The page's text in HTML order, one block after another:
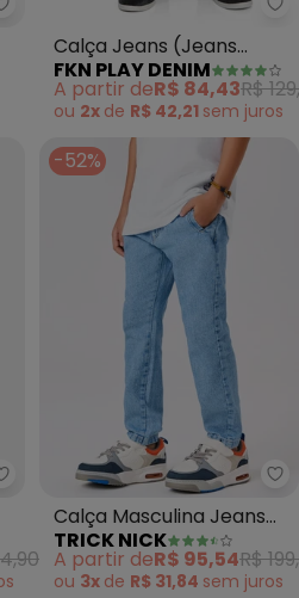
Rovi Kids - Calça Básica
Calça Jeans (Jeans
Claro)
FKN PLAY DENIM
A partir deR$ 84,43R$
ou 2x de R$ 42,21 sem juros
Up Baby - Calça Unissex
-52%
Calça Masculina Jeans
(Azul)
TRICK NICK
A partir deR$ 95,54R$
ou 3x de R$ 31,84 sem juros